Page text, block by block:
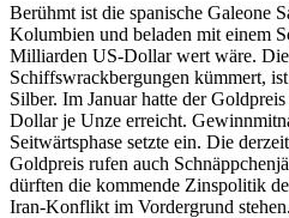
Berühmt ist die spanische Galeone
Kolumbien und beladen mit einem
Milliarden US-Dollar wert wäre.
Schiffswrackbergungen kümmert,
Silber. Im Januar hatte der
Dollar je Unze erreicht.
Seitwärtsphase setzte ein. Die
Goldpreis rufen auch
dürften die kommende Zinspolitik
Iran-Konflikt im Vordergrund stehen.